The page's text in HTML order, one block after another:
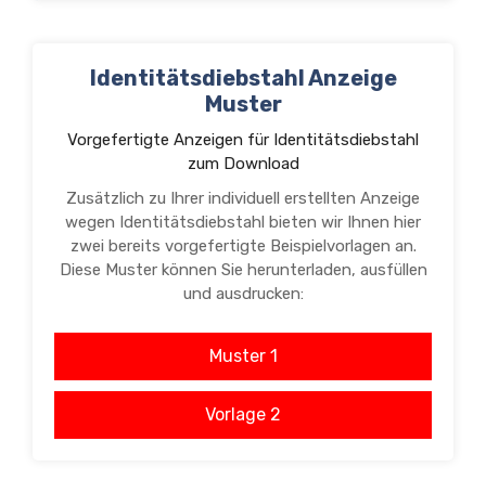
Identitätsdiebstahl Anzeige
Muster
Vorgefertigte Anzeigen für Identitätsdiebstahl
zum Download
Zusätzlich zu Ihrer individuell erstellten Anzeige
wegen Identitätsdiebstahl bieten wir Ihnen hier
zwei bereits vorgefertigte Beispielvorlagen an.
Diese Muster können Sie herunterladen, ausfüllen
und ausdrucken:
Muster 1
Vorlage 2